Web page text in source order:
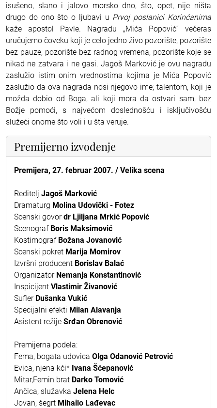
isušeno, slano i jalovo morsko dno, što, opet, nije ništa
drugo do ono što o ljubavi u Prvoj poslanici Korinćanima
kaže apostol Pavle. Nagradu „Mića Popović“ večeras
uručujemo čoveku koji je celo jedno živo pozorište, pozorište
bez pauze, pozorište bez radnog vremena, pozorište koje se
nikad ne zatvara i ne gasi. Jagoš Marković je ovu nagradu
zaslužio istim onim vrednostima kojima je Mića Popović
zaslužio da ova nagrada nosi njegovo ime; talentom, koji je
možda dobio od Boga, ali koji mora da ostvari sam, bez
Božje pomoći, s najvećom doslednošću i isključivošću
služeći onome što voli i u šta veruje.
Premijerno izvođenje
Premijera, 27. februar 2007. / Velika scena
Reditelj Jagoš Marković
Dramaturg Molina Udovički - Fotez
Scenski govordr Ljiljana Mrkić Popović
Scenograf Boris Maksimović
Kostimograf Božana Jovanović
Scenski pokret Marija Momirov
Izvršni producent Borislav Balać
Organizator Nemanja Konstantinović
Inspicijent Vlastimir Živanović
Sufler Dušanka Vukić
Specijalni efekti Milan Alavanja
Asistent režije Srđan Obrenović
Premijerna podela:
Fema, bogata udovica Olga Odanović Petrović
Evica, njena kći* Ivana Šćepanović
Mitar,Femin brat Darko Tomović
Ančica, služavka Jelena Helc
Jovan, šegrt Mihailo Lađevac